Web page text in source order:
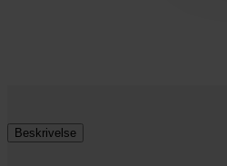
Beskrivelse